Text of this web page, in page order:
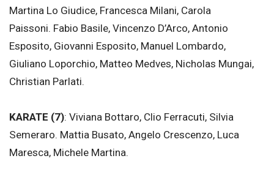
Martina Lo Giudice, Francesca Milani, Carola
Paissoni. Fabio Basile, Vincenzo D’Arco, Antonio
Esposito, Giovanni Esposito, Manuel Lombardo,
Giuliano Loporchio, Matteo Medves, Nicholas Mungai,
Christian Parlati.
KARATE (7): Viviana Bottaro, Clio Ferracuti, Silvia
Semeraro. Mattia Busato, Angelo Crescenzo, Luca
Maresca, Michele Martina.